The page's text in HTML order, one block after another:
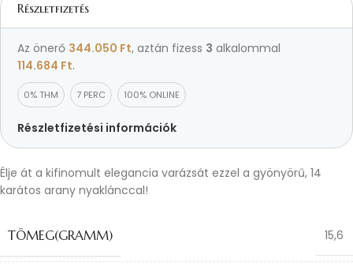
Részletfizetés
Az önerő 344.050 Ft, aztán fizess 3 alkalommal
114.684 Ft.
0% THM 7 PERC 100% ONLINE
Részletfizetési információk
Élje át a kifinomult elegancia varázsát ezzel a gyönyörű, 14
karátos arany nyaklánccal!
TÖMEG(GRAMM) 15,6